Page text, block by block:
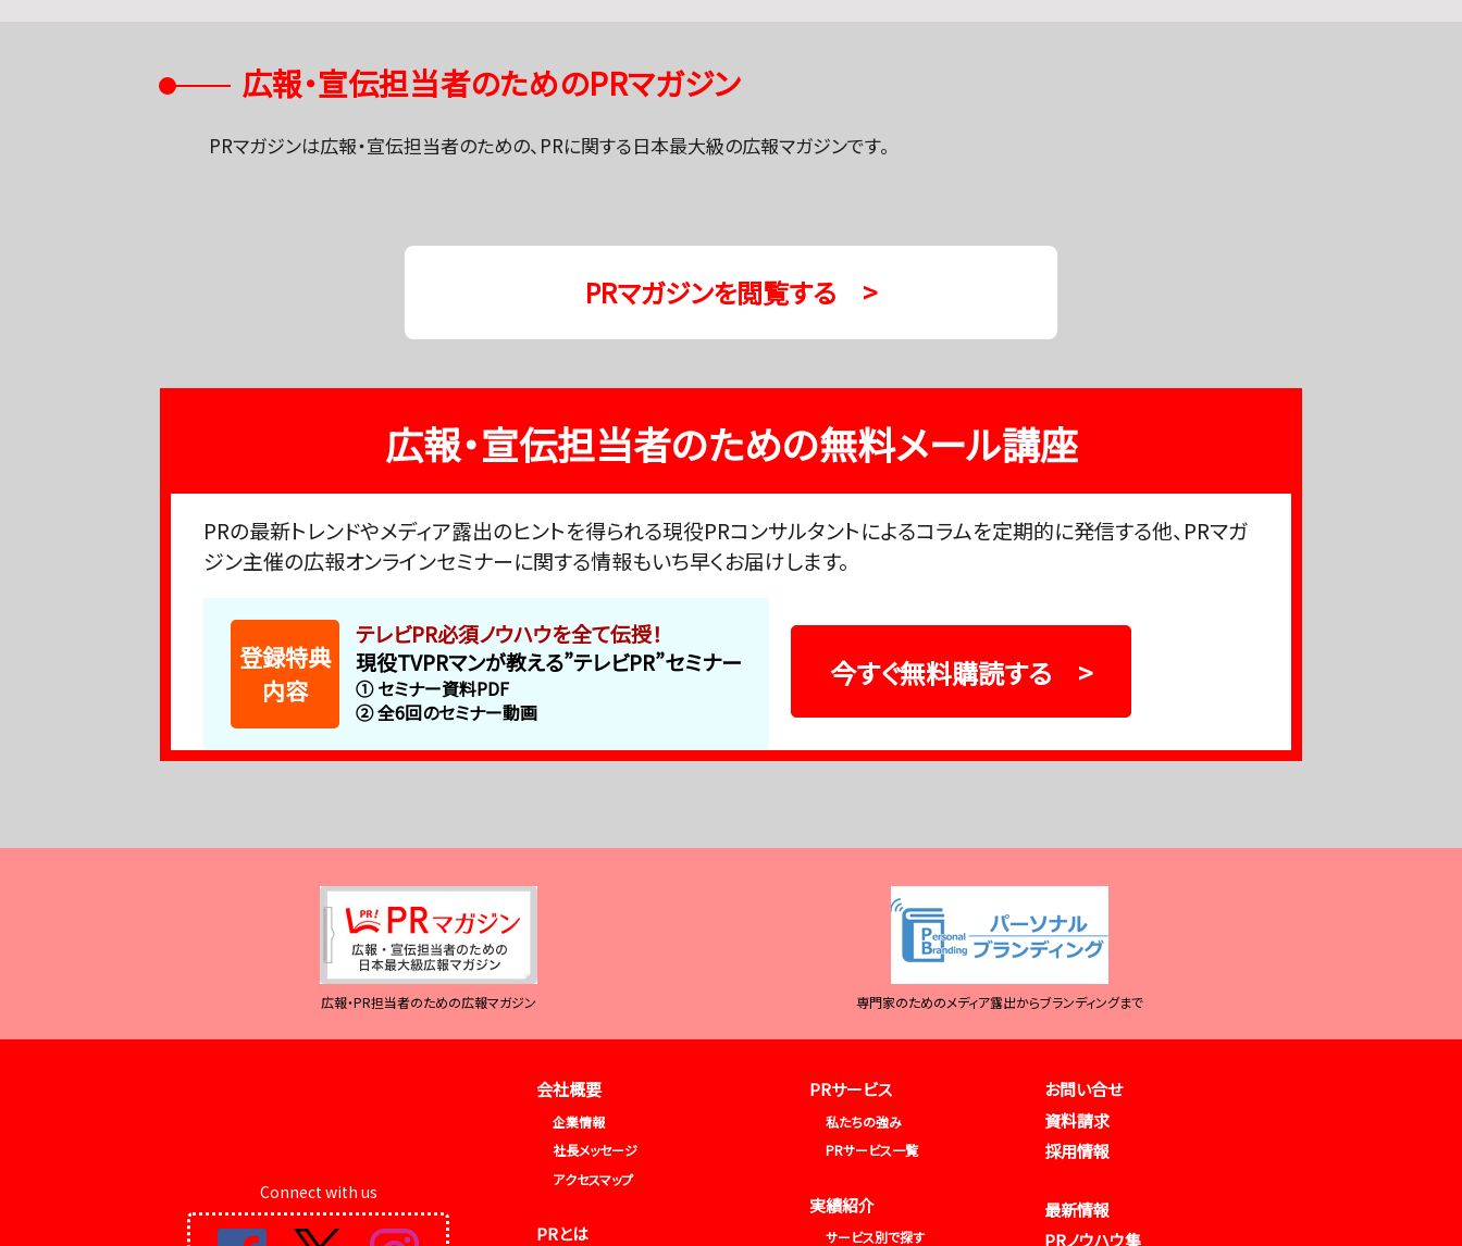
広報・宣伝担当者のためのPRマガジン
PRマガジンは広報・宣伝担当者のための、PRに関する日本最大級の広報マガジンです。
PRマガジンを閲覧する >
広報・宣伝担当者のための無料メール講座
PRの最新トレンドやメディア露出のヒントを得られる現役PRコンサルタントによるコラムを定期的に発信する他、PRマガ
ジン主催の広報オンラインセミナーに関する情報もいち早くお届けします。
登録特典
内容
テレビPR必須ノウハウを全て伝授！
現役TVPRマンが教える”テレビPR”セミナー
① セミナー資料PDF
② 全6回のセミナー動画
今すぐ無料購読する >
広報・PR担当者のための広報マガジン 専門家のためのメディア露出からブランディングまで
Connect with us
会社概要
企業情報
社長メッセージ
アクセスマップ
PRとは
PRサービス
私たちの強み
PRサービス一覧
実績紹介
サービス別で探す
お問い合せ
資料請求
採用情報
最新情報
PRノウハウ集